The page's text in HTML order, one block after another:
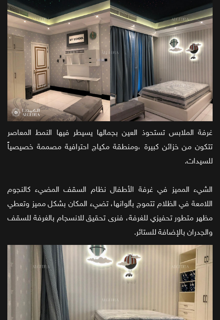
غرفة الملابس تستحوذ العين بجمالها يسيطر فيها النمط المعاصر
تتكون من خزائن كبيرة ،ومنطقة مكياج احترافية مصممة خصيصياً
للسيدات.
الشيء المميز في غرفة الأطفال نظام السقف المضيء كالنجوم
اللامعة في الظلام تتموج بألوانها، تضيء المكان بشكل مميز وتعطي
مظهر متطور تحفيزي للغرفة، فنرى تحقيق للانسجام بالغرفة للسقف
والجدران بالإضافة للستائر.